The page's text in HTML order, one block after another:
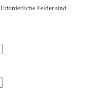
Erforderliche Felder sind